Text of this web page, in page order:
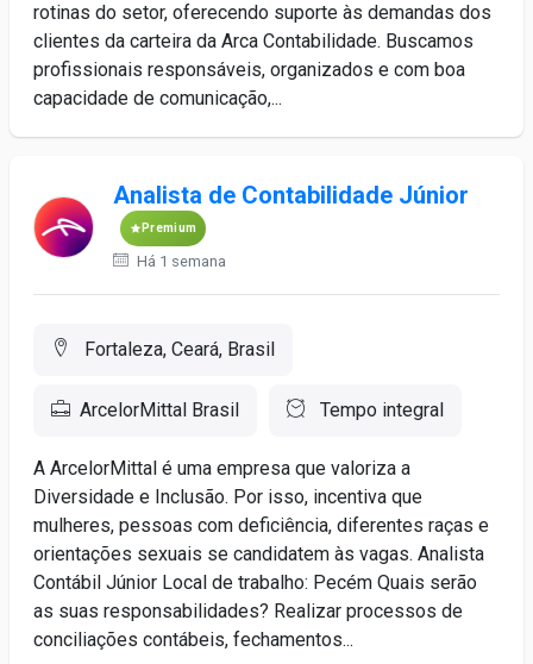
rotinas do setor, oferecendo suporte às demandas dos
clientes da carteira da Arca Contabilidade. Buscamos
profissionais responsáveis, organizados e com boa
capacidade de comunicação,...
Analista de Contabilidade Júnior
Premium
Há 1 semana
Fortaleza, Ceará, Brasil
ArcelorMittal Brasil Tempo integral
A ArcelorMittal é uma empresa que valoriza a
Diversidade e Inclusão. Por isso, incentiva que
mulheres, pessoas com deficiência, diferentes raças e
orientações sexuais se candidatem às vagas. Analista
Contábil Júnior Local de trabalho: Pecém Quais serão
as suas responsabilidades? Realizar processos de
conciliações contábeis, fechamentos...